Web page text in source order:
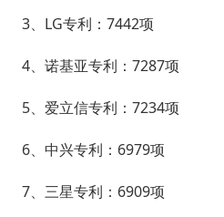
3、LG专利：7442项
4、诺基亚专利：7287项
5、爱立信专利：7234项
6、中兴专利：6979项
7、三星专利：6909项